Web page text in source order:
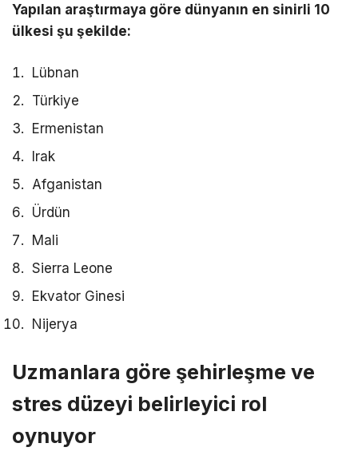
Yapılan araştırmaya göre dünyanın en sinirli 10
ülkesi şu şekilde:
Lübnan
Türkiye
Ermenistan
Irak
Afganistan
Ürdün
Mali
Sierra Leone
Ekvator Ginesi
Nijerya
Uzmanlara göre şehirleşme ve
stres düzeyi belirleyici rol
oynuyor